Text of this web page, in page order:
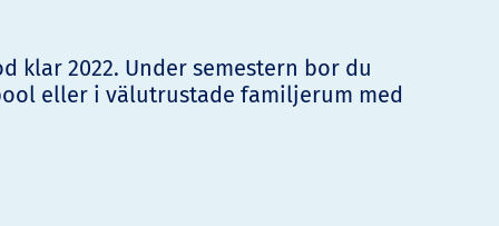
klar 2022. Under semestern bor du
eller i välutrustade familjerum med